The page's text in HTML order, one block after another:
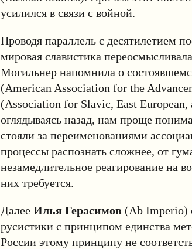
усилился в связи с войной.
Проводя параллель с десятилетием
мировая славистика
Могильнер напомнила о
(American Association for the
(Association for Slavic, East
оглядываясь назад, нам проще
стояли за переименованиями
процессы распознать сложнее, от
незамедлительное реагирование на
них требуется.
ДалееИлья Герасимов(Ab Imperio)
русистики с принципом единства
России этому принципу не